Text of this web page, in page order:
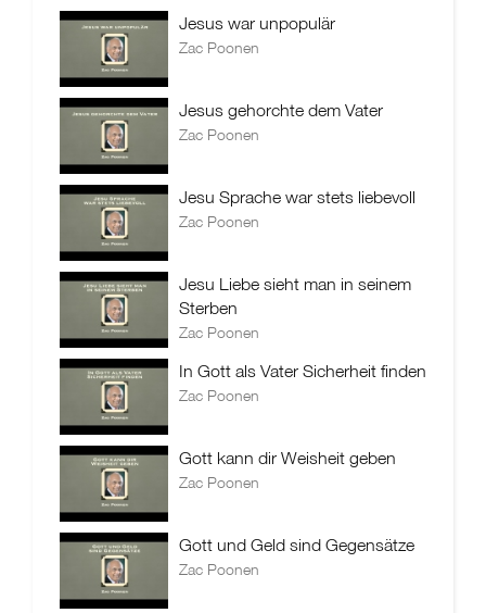
Jesus war unpopulär
Zac Poonen
Jesus gehorchte dem Vater
Zac Poonen
Jesu Sprache war stets liebevoll
Zac Poonen
Jesu Liebe sieht man in seinem
Sterben
Zac Poonen
In Gott als Vater Sicherheit finden
Zac Poonen
Gott kann dir Weisheit geben
Zac Poonen
Gott und Geld sind Gegensätze
Zac Poonen